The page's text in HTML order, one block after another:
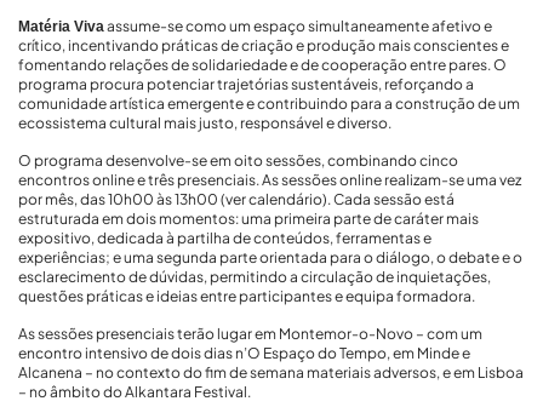
Matéria Vivaassume-se como um espaço simultaneamente afetivo e
crítico, incentivando práticas de criação e produção mais conscientes e
fomentando relações de solidariedade e de cooperação entre pares. O
programa procura potenciar trajetórias sustentáveis, reforçando a
comunidade artística emergente e contribuindo para a construção de um
ecossistema cultural mais justo, responsável e diverso.
O programa desenvolve-se em oito sessões, combinando cinco
encontros online e três presenciais. As sessões online realizam-se uma vez
por mês, das 10h00 às 13h00 (ver calendário). Cada sessão está
estruturada em dois momentos: uma primeira parte de caráter mais
expositivo, dedicada à partilha de conteúdos, ferramentas e
experiências; e uma segunda parte orientada para o diálogo, o debate e o
esclarecimento de dúvidas, permitindo a circulação de inquietações,
questões práticas e ideias entre participantes e equipa formadora.
As sessões presenciais terão lugar em Montemor-o-Novo – com um
encontro intensivo de dois dias n’O Espaço do Tempo, em Minde e
Alcanena – no contexto do fim de semana materiais adversos, e em Lisboa
– no âmbito do Alkantara Festival.